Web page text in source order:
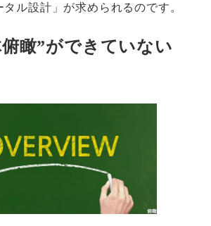
ル設計」が求められるのです。
瞰”ができていない